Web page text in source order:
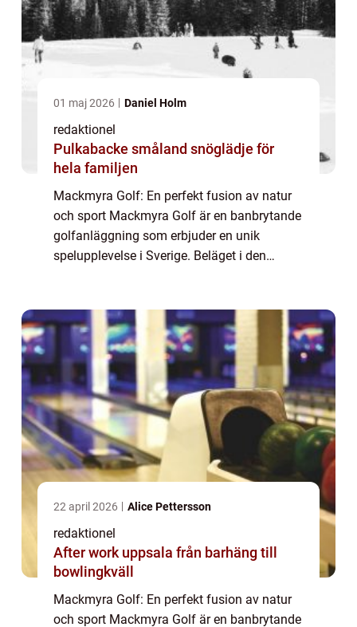
01 maj 2026 Daniel Holm
redaktionel
Pulkabacke småland snöglädje för
hela familjen
Mackmyra Golf: En perfekt fusion av natur
och sport Mackmyra Golf är en banbrytande
golfanläggning som erbjuder en unik
spelupplevelse i Sverige. Beläget i den
en chans...
22 april 2026 Alice Pettersson
redaktionel
After work uppsala från barhäng till
bowlingkväll
Mackmyra Golf: En perfekt fusion av natur
och sport Mackmyra Golf är en banbrytande